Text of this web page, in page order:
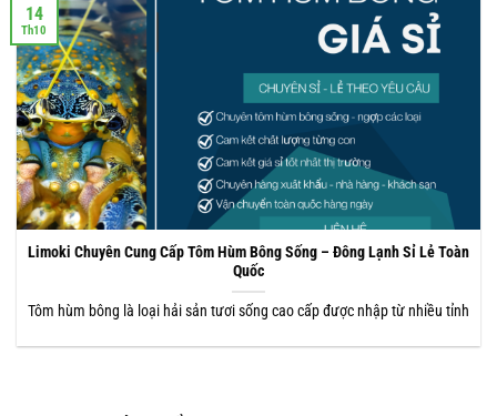
Limoki Chuyên Cung Cấp Tôm Hùm Bông Sống – Đông Lạnh Sỉ Lẻ Toàn
Quốc
Tôm hùm bông là loại hải sản tươi sống cao cấp được nhập từ nhiều tỉnh
14
Th10